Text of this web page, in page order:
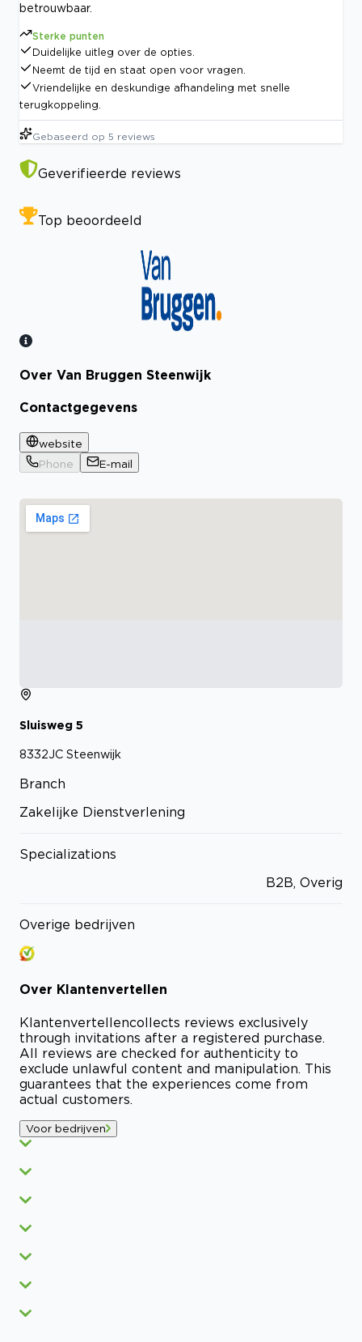
betrouwbaar.
Sterke punten
Duidelijke uitleg over de opties.
Neemt de tijd en staat open voor vragen.
Vriendelijke en deskundige afhandeling met snelle
terugkoppeling.
Gebaseerd op 5 reviews
Geverifieerde reviews
Top beoordeeld
Bekijk certificaat
Over Van Bruggen Steenwijk
Contactgegevens
website
Phone
E-mail
Sluisweg 5
8332JC Steenwijk
Branch
Zakelijke Dienstverlening
Specializations
B2B, Overig
Overige bedrijven
Over Klantenvertellen
Klantenvertellencollects reviews exclusively
through invitations after a registered purchase.
All reviews are checked for authenticity to
exclude unlawful content and manipulation. This
guarantees that the experiences come from
actual customers.
Voor bedrijven